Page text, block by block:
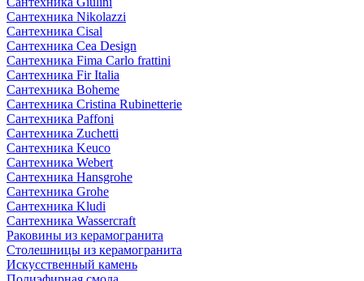
Сантехника Nikolazzi
Сантехника Cisal
Сантехника Cea Design
Сантехника Fima Carlo frattini
Сантехника Fir Italia
Сантехника Boheme
Сантехника Cristina Rubinetterie
Сантехника Paffoni
Сантехника Zuchetti
Сантехника Keuco
Сантехника Webert
Сантехника Hansgrohe
Сантехника Grohe
Сантехника Kludi
Сантехника Wassercraft
Раковины из керамогранита
Столешницы из керамогранита
Искусственный камень